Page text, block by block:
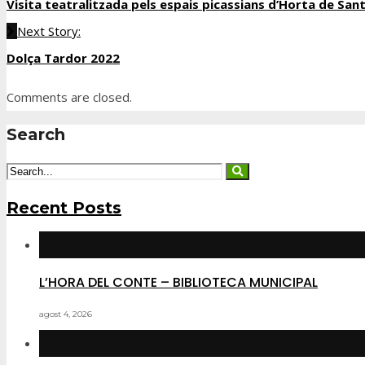
Visita teatralitzada pels espais picassians d’Horta de
Next Story:
Dolça Tardor 2022
Comments are closed.
Search
Recent Posts
L’HORA DEL CONTE – BIBLIOTECA MUNICIPAL
agost 4, 2026